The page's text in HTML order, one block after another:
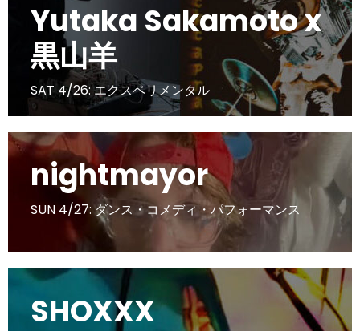
Yutaka Sakamoto x
黒山羊
SAT 4/26: エクスペリメンタル
nightmayor
SUN 4/27: ダンス・コメディ・パフォーマンス
SHOXXX